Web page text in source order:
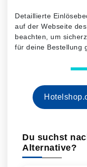
Detaillierte
auf der Webseite
beachten, um
für deine Bestellung
Du suchst
Alternative?